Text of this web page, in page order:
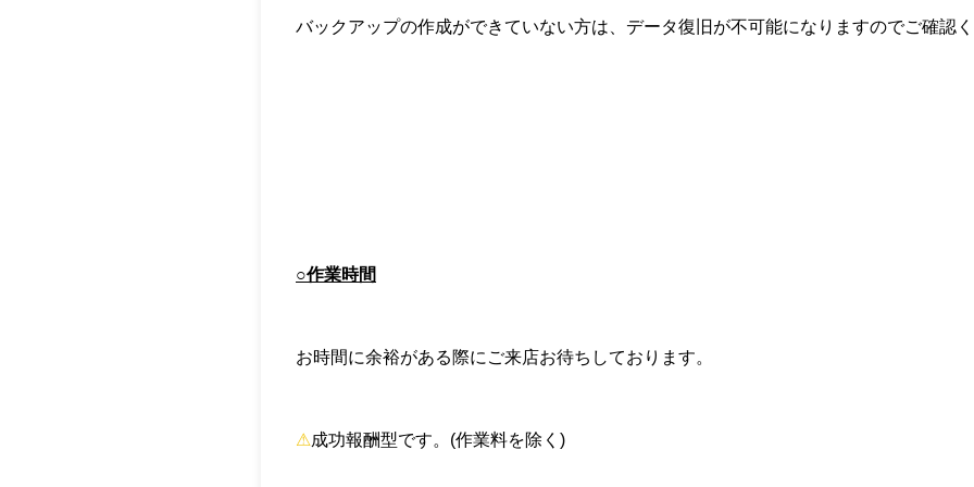
バックアップの作成ができていない方は、データ復旧が不可能になりますのでご確認
○作業時間
お時間に余裕がある際にご来店お待ちしております。
⚠︎成功報酬型です。(作業料を除く)